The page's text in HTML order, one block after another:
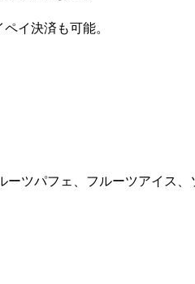
イ決済も可能。
ツパフェ、フルーツアイス、